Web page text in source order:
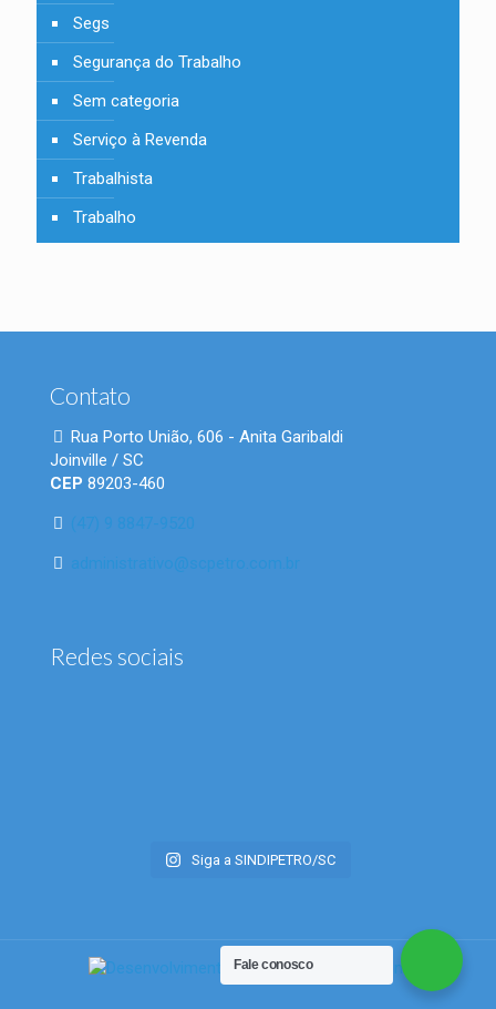
Segs
Segurança do Trabalho
Sem categoria
Serviço à Revenda
Trabalhista
Trabalho
Contato
Rua Porto União, 606 - Anita Garibaldi
Joinville / SC
CEP 89203-460
(47) 9 8847-9520
administrativo@scpetro.com.br
Redes sociais
Siga a SINDIPETRO/SC
Fale conosco